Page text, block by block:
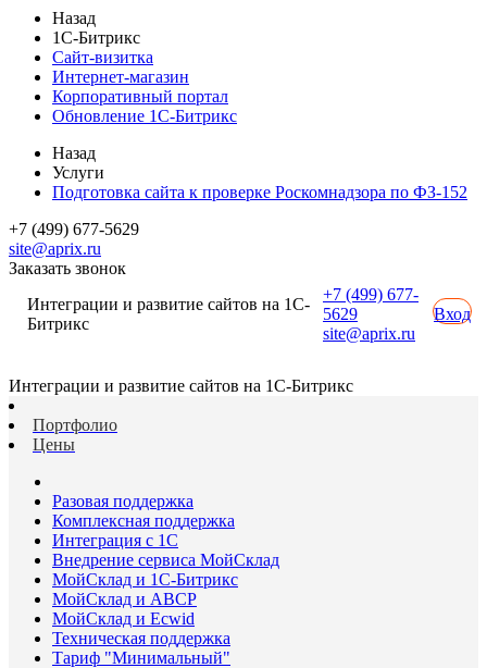
Назад
1С-Битрикс
Сайт-визитка
Интернет-магазин
Корпоративный портал
Обновление 1С-Битрикс
Назад
Услуги
Подготовка сайта к проверке Роскомнадзора по ФЗ-152
+7 (499) 677-5629
site@aprix.ru
Заказать звонок
Интеграции и развитие сайтов на 1С-
Битрикс
+7 (499) 677-
5629
site@aprix.ru
Вход
Интеграции и развитие сайтов на 1С-Битрикс
Портфолио
Цены
Разовая поддержка
Комплексная поддержка
Интеграция с 1С
Внедрение сервиса МойСклад
МойСклад и 1С-Битрикс
МойСклад и ABCP
МойСклад и Ecwid
Техническая поддержка
Тариф "Минимальный"